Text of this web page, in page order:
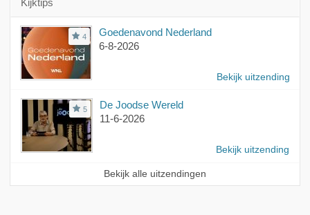
Kijktips
4
Goedenavond Nederland
6-8-2026
Bekijk uitzending
5
De Joodse Wereld
11-6-2026
Bekijk uitzending
Bekijk alle uitzendingen